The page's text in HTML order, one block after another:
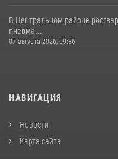
В Центральном районе
пневма...
07 августа 2026, 09:36
НАВИГАЦИЯ
Новости
Карта сайта